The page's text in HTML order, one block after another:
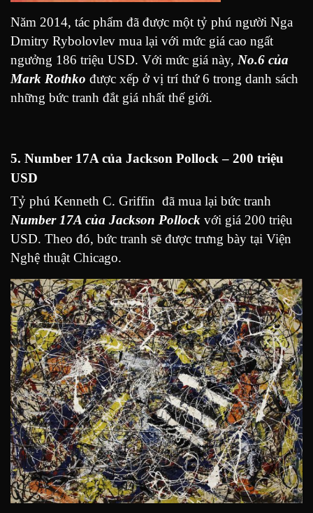
Năm 2014, tác phẩm đã được một tỷ phú người Nga
Dmitry Rybolovlev mua lại với mức giá cao ngất
ngưởng 186 triệu USD. Với mức giá này, No.6 của
Mark Rothko được xếp ở vị trí thứ 6 trong danh sách
những bức tranh đắt giá nhất thế giới.
5. Number 17A của Jackson Pollock – 200 triệu
USD
Tỷ phú Kenneth C. Griffin đã mua lại bức tranh
Number 17A của Jackson Pollock với giá 200 triệu
USD. Theo đó, bức tranh sẽ được trưng bày tại Viện
Nghệ thuật Chicago.